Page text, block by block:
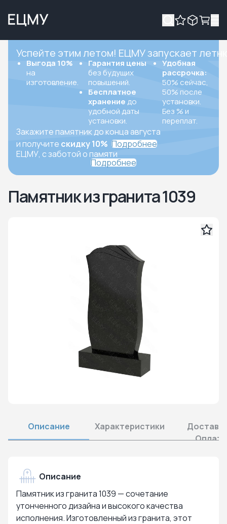
Успейте этим летом! ЕЦМУ запускает
Выгода 10%
на
изготовление.
Гарантия цены
без будущих
повышений.
Бесплатное
хранение до
удобной даты
установки.
Удобная
рассрочка:
50% сейчас,
50% после
установки.
Без % и
переплат.
Закажите памятник до конца августа
и получите скидку 10% Подробнее
ЕЦМУ, с заботой о памяти
Подробнее
Памятник из гранита 1039
Описание Характеристики
Оплата
Описание
Памятник из гранита 1039 — сочетание
утонченного дизайна и высокого качества
исполнения. Изготовленный из гранита, этот